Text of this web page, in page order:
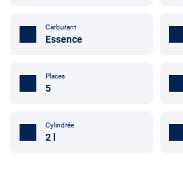
Carburant
Essence
Places
5
Cylindrée
2 l